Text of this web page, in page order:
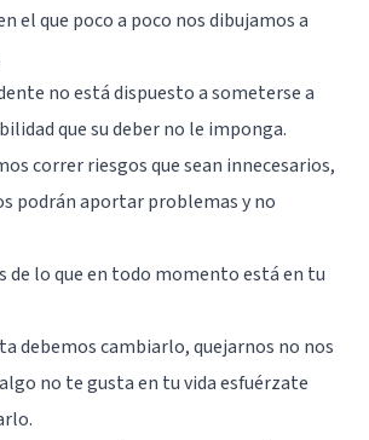
el que poco a poco nos dibujamos a
no está dispuesto a someterse a
que su deber no le imponga.
correr riesgos que sean innecesarios,
podrán aportar problemas y no
de lo que en todo momento está en tu
debemos cambiarlo, quejarnos no nos
no te gusta en tu vida esfuérzate